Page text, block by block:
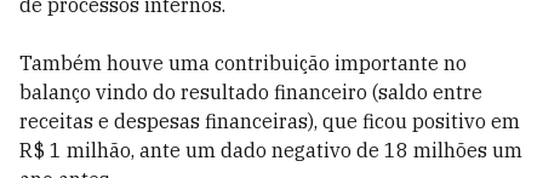
de processos internos.
Também houve uma contribuição importante no
balanço vindo do resultado financeiro (saldo entre
receitas e despesas financeiras), que ficou positivo em
R$ 1 milhão, ante um dado negativo de 18 milhões um